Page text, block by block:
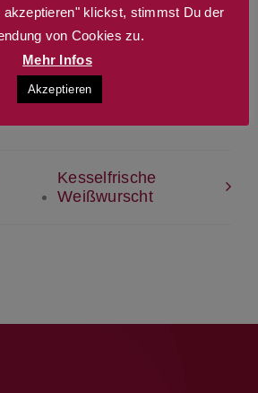
anderen davon!
WhatsApp
Telegram
Kesselfrische
Weißwurscht
akzeptieren" klickst, stimmst Du der
von Cookies zu.
Mehr Infos
Akzeptieren